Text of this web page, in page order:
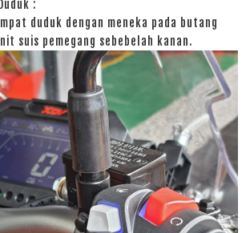
:
duduk dengan meneka pada butang
suis pemegang sebebelah kanan.